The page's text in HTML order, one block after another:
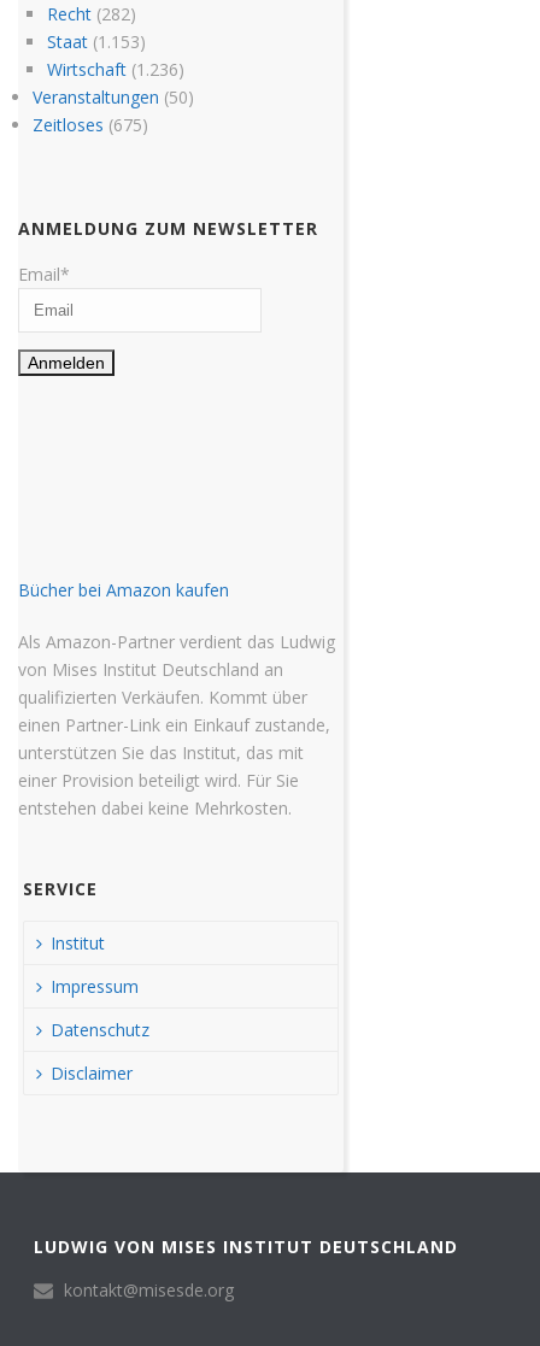
Recht(282)
Staat(1.153)
Wirtschaft(1.236)
Veranstaltungen (50)
Zeitloses (675)
ANMELDUNG ZUM NEWSLETTER
Email*
Bücher bei Amazon kaufen
Als Amazon-Partner verdient das Ludwig
von Mises Institut Deutschland an
qualifizierten Verkäufen. Kommt über
einen Partner-Link ein Einkauf zustande,
unterstützen Sie das Institut, das mit
einer Provision beteiligt wird. Für Sie
entstehen dabei keine Mehrkosten.
SERVICE
Institut
Impressum
Datenschutz
Disclaimer
LUDWIG VON MISES INSTITUT DEUTSCHLAND
kontakt@misesde.org